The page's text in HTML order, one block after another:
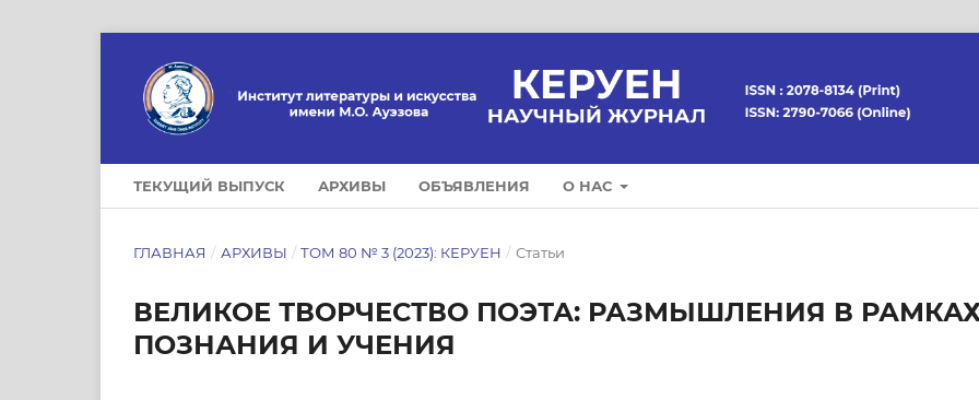
ТЕКУЩИЙ ВЫПУСК АРХИВЫ ОБЪЯВЛЕНИЯ О НАС
ГЛАВНАЯ / АРХИВЫ / ТОМ 80 № 3 (2023): КЕРУЕН / Статьи
ВЕЛИКОЕ ТВОРЧЕСТВО ПОЭТА: РАЗМЫШЛЕНИЯ В
ПОЗНАНИЯ И УЧЕНИЯ